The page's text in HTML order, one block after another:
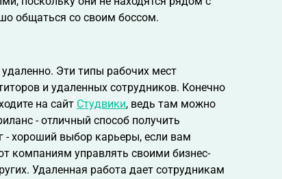
общаться со своим боссом.
Эти типы рабочих мест
и удаленных сотрудников. Конечно
на сайт Студвики, ведь там можно
- отличный способ получить
- хороший выбор карьеры, если вам
компаниям управлять своими бизнес-
Удаленная работа дает сотрудникам